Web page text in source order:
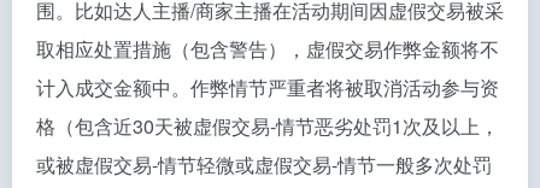
围。比如达人主播/商家主播在活动期间因虚假交易被采
取相应处置措施（包含警告），虚假交易作弊金额将不
计入成交金额中。作弊情节严重者将被取消活动参与资
格（包含近30天被虚假交易-情节恶劣处罚1次及以上，
或被虚假交易-情节轻微或虚假交易-情节一般多次处罚